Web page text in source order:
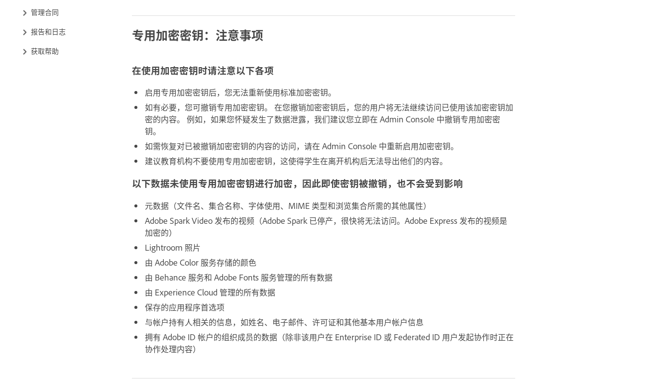
管理合同
报告和日志
获取帮助
专用加密密钥：注意事项
在使用加密密钥时请注意以下各项
启用专用加密密钥后，您无法重新使用标准加密密钥。
如有必要，您可撤销专用加密密钥。 在您撤销加密密钥后，您的用户将无法继续访问已使用该加密密钥加
密的内容。 例如，如果您怀疑发生了数据泄露，我们建议您立即在 Admin Console 中撤销专用加密密
钥。
如需恢复对已被撤销加密密钥的内容的访问，请在 Admin Console 中重新启用加密密钥。
建议教育机构不要使用专用加密密钥，这使得学生在离开机构后无法导出他们的内容。
以下数据未使用专用加密密钥进行加密，因此即使密钥被撤销，也不会受到影响
元数据（文件名、集合名称、字体使用、MIME 类型和浏览集合所需的其他属性）
Adobe Spark Video 发布的视频（Adobe Spark 已停产，很快将无法访问。Adobe Express 发布的视频是
加密的）
Lightroom 照片
由 Adobe Color 服务存储的颜色
由 Behance 服务和 Adobe Fonts 服务管理的所有数据
由 Experience Cloud 管理的所有数据
保存的应用程序首选项
与帐户持有人相关的信息，如姓名、电子邮件、许可证和其他基本用户帐户信息
拥有 Adobe ID 帐户的组织成员的数据（除非该用户在 Enterprise ID 或 Federated ID 用户发起协作时正在
协作处理内容）